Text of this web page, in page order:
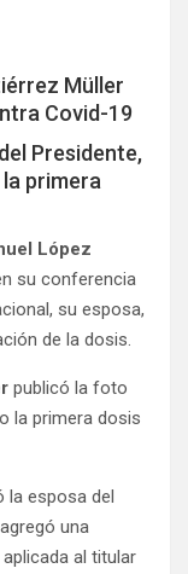
Müller
Covid-19
Presidente,
primera
López
su conferencia
su esposa,
de la dosis.
publicó la foto
la primera dosis
la esposa del
una
al titular